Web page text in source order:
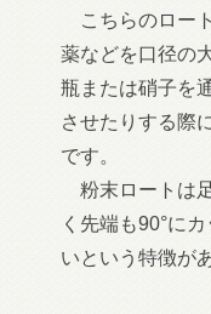
こちらのロー
薬などを口径の
瓶または硝子を
させたりする際
です。
粉末ロートは
く先端も90°に
いという特徴が